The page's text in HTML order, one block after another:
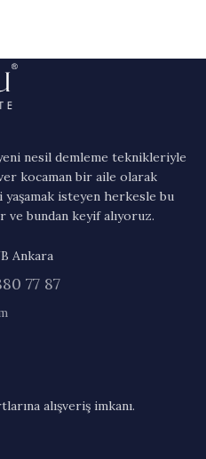
nesil demleme teknikleriyle
kocaman bir aile olarak
isteyen herkesle bu
bundan keyif alıyoruz.
Ankara
77 87
alışveriş imkanı.